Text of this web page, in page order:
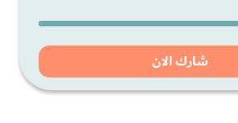
شارك الان